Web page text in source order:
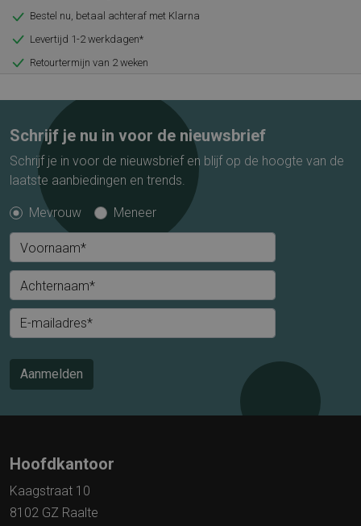
Bestel nu, betaal achteraf met Klarna
Levertijd 1-2 werkdagen*
Retourtermijn van 2 weken
Schrijf je nu in voor de nieuwsbrief
Schrijf je in voor de nieuwsbrief en blijf op de hoogte van de
laatste aanbiedingen en trends.
Mevrouw Meneer
Voornaam*
Achternaam*
E-mailadres*
Aanmelden
Hoofdkantoor
Kaagstraat 10
8102 GZ Raalte